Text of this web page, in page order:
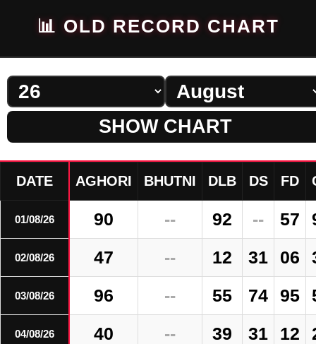
📊 OLD RECORD CHART
SHOW CHART
DATE AGHORI BHUTNI DLB DS FD
01/08/26 90 -- 92 -- 57
02/08/26 47 -- 12 31 06
03/08/26 96 -- 55 74 95
04/08/26 40 -- 39 31 12